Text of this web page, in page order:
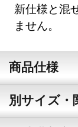
新仕様と混
ません。
商品仕様
別サイズ・